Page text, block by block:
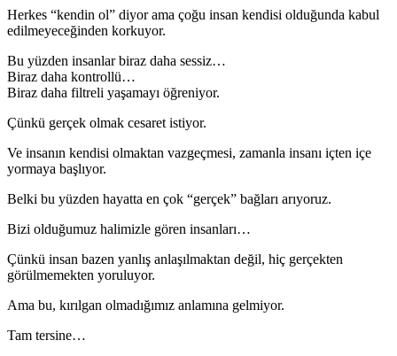
Herkes “kendin ol” diyor ama çoğu insan kendisi olduğunda kabul
edilmeyeceğinden korkuyor.
Bu yüzden insanlar biraz daha sessiz…
Biraz daha kontrollü…
Biraz daha filtreli yaşamayı öğreniyor.
Çünkü gerçek olmak cesaret istiyor.
Ve insanın kendisi olmaktan vazgeçmesi, zamanla insanı içten içe
yormaya başlıyor.
Belki bu yüzden hayatta en çok “gerçek” bağları arıyoruz.
Bizi olduğumuz halimizle gören insanları…
Çünkü insan bazen yanlış anlaşılmaktan değil, hiç gerçekten
görülmemekten yoruluyor.
Ama bu, kırılgan olmadığımız anlamına gelmiyor.
Tam tersine…